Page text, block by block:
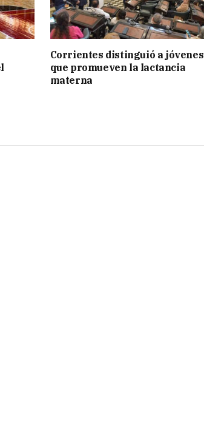
Corrientes distinguió a jóvenes
que promueven la lactancia
materna